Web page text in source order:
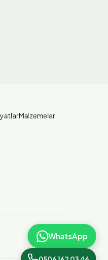
Malzemeler
WhatsApp